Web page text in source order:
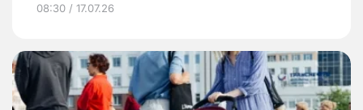
08:30 / 17.07.26